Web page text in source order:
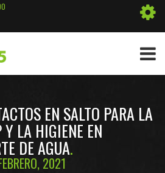
EN SALTO PARA LA
LA HIGIENE EN
DE AGUA
2021